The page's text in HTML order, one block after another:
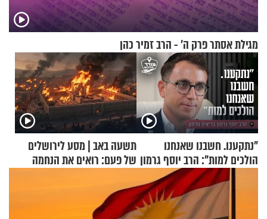
מגילת אסתר פרק ה’ - הרב זמיר כהן
"נתקענו. חשבנו שאנחנו
הולכים למות": הרב יוסף גרמון
בריאיון מרתק
תשעה באב | מסע לירושלים
של פעם: רואים את הנחמה